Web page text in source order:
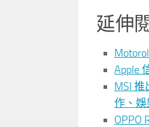
延伸
Apple
MSI
作、
OPPO